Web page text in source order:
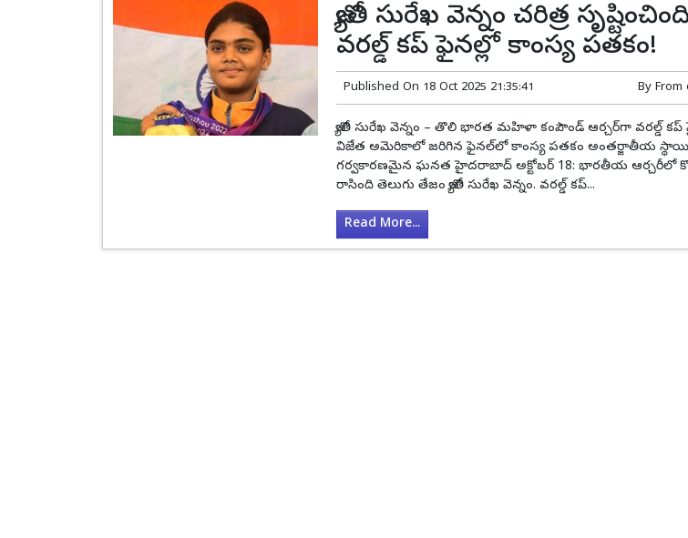
జ్యోతి సురేఖ వెన్నం చరిత్ర
వరల్డ్ కప్ ఫైనల్లో కాంస్య పతకం!
Published On 18 Oct 2025 21:35:41 By From
జ్యోతి సురేఖ వెన్నం – తొలి భారత మహిళా కంపౌండ్ ఆర్చర్‌గా వరల్డ్
విజేత అమెరికాలో జరిగిన ఫైనల్‌లో కాంస్య పతకం అంతర్జాతీయ
గర్వకారణమైన ఘనత హైదరాబాద్ అక్టోబర్ 18: భారతీయ ఆర్చరీలో
రాసింది తెలుగు తేజం జ్యోతి సురేఖ వెన్నం. వరల్డ్ కప్...
Read More...